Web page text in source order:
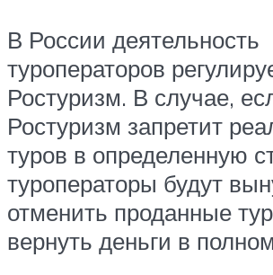
В России деятельность
туроператоров
Ростуризм. В случае,
Ростуризм запретит
туров в определенную
туроператоры будут
отменить проданные
вернуть деньги в